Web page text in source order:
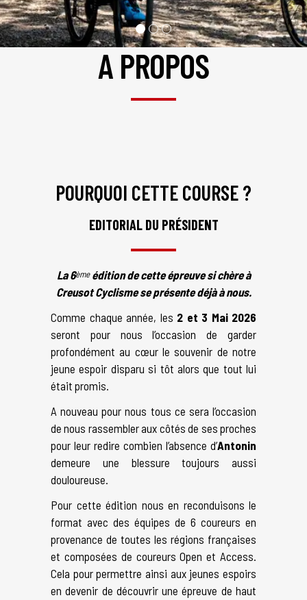
A PROPOS
POURQUOI CETTE COURSE ?
EDITORIAL DU PRÉSIDENT
La 6èmeédition de cette épreuve si chère à
Creusot Cyclisme se présente déjà à nous.
Comme chaque année, les 2 et 3 Mai 2026
seront pour nous l’occasion de garder
profondément au cœur le souvenir de notre
jeune espoir disparu si tôt alors que tout lui
était promis.
A nouveau pour nous tous ce sera l’occasion
de nous rassembler aux côtés de ses proches
pour leur redire combien l’absence d’Antonin
demeure une blessure toujours aussi
douloureuse.
Pour cette édition nous en reconduisons le
format avec des équipes de 6 coureurs en
provenance de toutes les régions françaises
et composées de coureurs Open et Access.
Cela pour permettre ainsi aux jeunes espoirs
en devenir de découvrir une épreuve de haut